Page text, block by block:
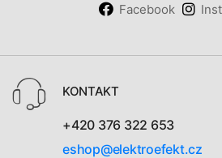
Facebook
KONTAKT
+420 376 322 653
eshop@elektroefekt.cz